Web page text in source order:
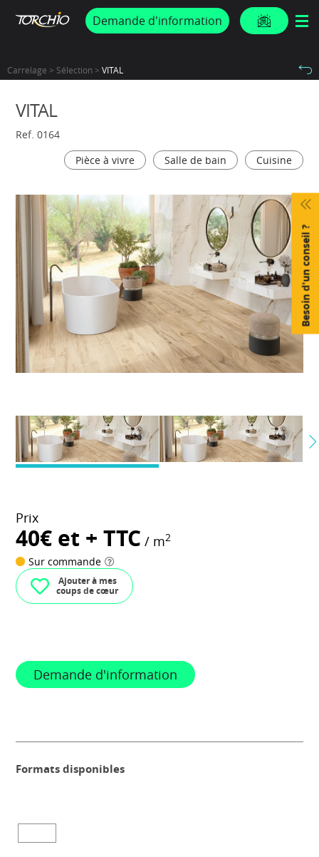
PROMOS & ACTUSDemande d'information
Carrelage > Sélection > VITAL
Besoin d'un conseil ?
VITAL
Ref. 0164
Pièce à vivre
Salle de bain Cuisine
Prix
40€ et + TTC / m2
Sur commande
Ajouter à mes
coups de cœur
Demande d'information
Formats disponibles